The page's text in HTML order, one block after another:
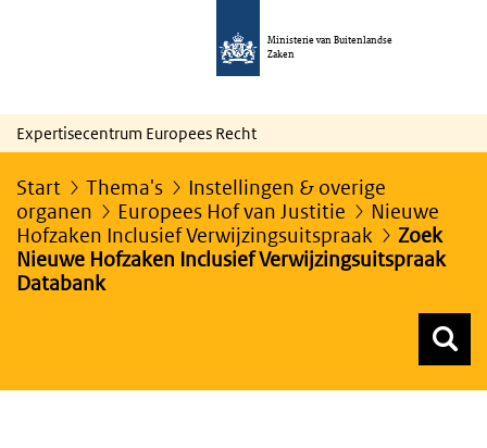
Ministerie van Buitenlandse
Zaken
Expertisecentrum Europees Recht
Start Thema's
Instellingen & overige
organen
Europees Hof van Justitie
Nieuwe
Hofzaken Inclusief Verwijzingsuitspraak
Zoek
Nieuwe Hofzaken Inclusief Verwijzingsuitspraak
Databank